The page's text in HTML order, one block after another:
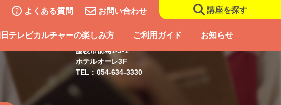
よくある質問 お問い合わせ 講座を探す
テレビカルチャーの楽しみ方 ご利用ガイド お知らせ
藤枝スクール
藤枝市前島1-3-1
ホテルオーレ3F
TEL：054-634-3330